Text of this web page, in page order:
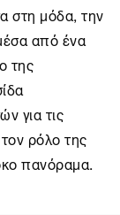
στη μόδα, την
από ένα
της
για τις
ρόλο της
πανόραμα.